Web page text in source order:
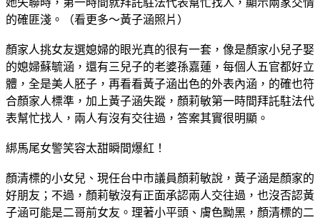
的確匪淺。（看更多～黃子涵照片）
顏家人挑女友選媳婦的眼光真的很有一套，像是顏家小兒子娶
的媳婦蘇毓涵，還有三兒子的老婆孫嘉蓮，每個人五官都好立
體，全是美人胚子，再看看黃子涵出色的外表內涵，的確也符
合顏家人標準，加上黃子涵失蹤，顏莉敏第一時間拜託駐法代
表幫忙找人，兩人有沒有交往過，答案其實很明顯。
綁馬尾女警笑容太甜瞬間爆紅！
顏清標的小女兒、現任台中市議員顏莉敏說，黃子涵是顏家的
好朋友；不過，顏莉敏沒有正面承認兩人交往過，也沒否認黃
子涵可能是二哥前女友。理著小平頭、膚色黝黑，顏清標的二